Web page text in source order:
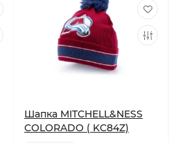
Шапка MITCHELL&NESS
COLORADO ( KC84Z)